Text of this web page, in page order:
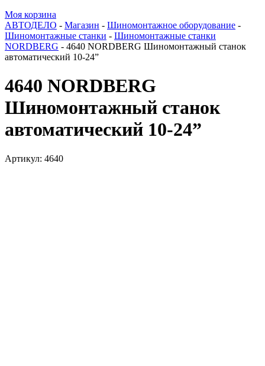
Моя корзина
АВТОДЕЛО - Магазин - Шиномонтажное оборудование -
Шиномонтажные станки - Шиномонтажные станки
NORDBERG - 4640 NORDBERG Шиномонтажный станок
автоматический 10-24”
4640 NORDBERG
Шиномонтажный станок
автоматический 10-24”
Артикул: 4640